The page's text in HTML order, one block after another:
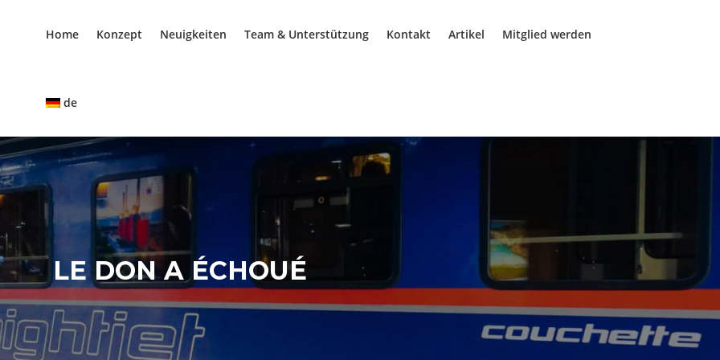
Home Konzept Neuigkeiten Team & Unterstützung Kontakt Artikel Mitglied werden
de
LE DON A ÉCHOUÉ